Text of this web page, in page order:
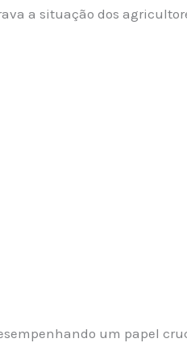
a situação dos
um papel